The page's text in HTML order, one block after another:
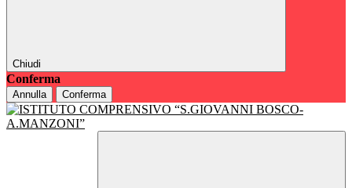
Chiudi
Conferma
Annulla Conferma